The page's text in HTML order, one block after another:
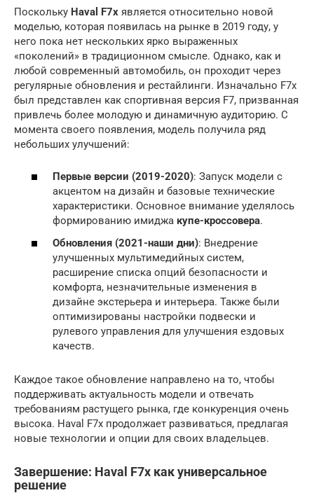
Поскольку Haval F7x является относительно новой
моделью, которая появилась на рынке в 2019 году, у
него пока нет нескольких ярко выраженных
«поколений» в традиционном смысле. Однако, как и
любой современный автомобиль, он проходит через
регулярные обновления и рестайлинги. Изначально F7x
был представлен как спортивная версия F7, призванная
привлечь более молодую и динамичную аудиторию. С
момента своего появления, модель получила ряд
небольших улучшений:
Первые версии (2019-2020): Запуск модели с
акцентом на дизайн и базовые технические
характеристики. Основное внимание уделялось
формированию имиджа купе-кроссовера.
Обновления (2021-наши дни): Внедрение
улучшенных мультимедийных систем,
расширение списка опций безопасности и
комфорта, незначительные изменения в
дизайне экстерьера и интерьера. Также были
оптимизированы настройки подвески и
рулевого управления для улучшения ездовых
качеств.
Каждое такое обновление направлено на то, чтобы
поддерживать актуальность модели и отвечать
требованиям растущего рынка, где конкуренция очень
высока. Haval F7x продолжает развиваться, предлагая
новые технологии и опции для своих владельцев.
Завершение: Haval F7x как универсальное
решение